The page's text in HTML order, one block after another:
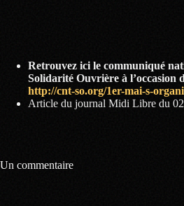
Retrouvez ici le communiqué
Solidarité Ouvrière à l’occasion
http://cnt-so.org/1er-mai-s-
Article du journal Midi Libre du
Un commentaire